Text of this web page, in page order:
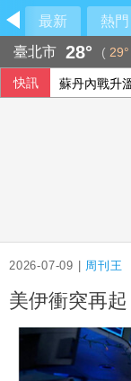
最新 熱門
臺北市 28° ( 29°
快訊 蘇丹內戰升
2026-07-09 | 周刊王
美伊衝突再